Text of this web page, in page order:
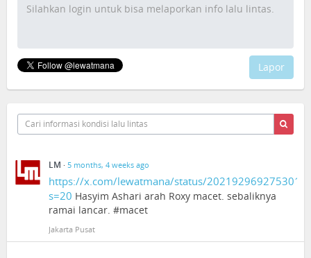
Lapor
LM · 5 months, 4 weeks ago
https://x.com/lewatmana/status/
s=20 Hasyim Ashari arah Roxy macet. sebaliknya
ramai lancar. #macet
Jakarta Pusat